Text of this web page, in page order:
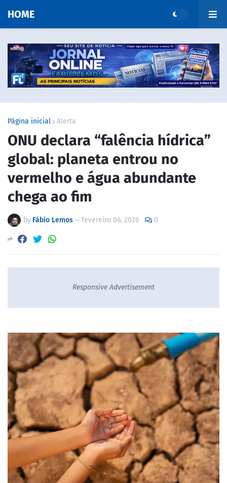
HOME
Página inicial Alerta
ONU declara “falência hídrica”
global: planeta entrou no
vermelho e água abundante
chega ao fim
by Fábio Lemos—fevereiro 06, 2026 0
Responsive Advertisement